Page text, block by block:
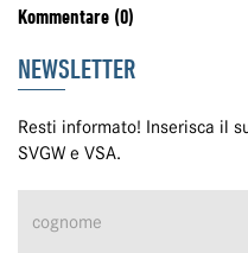
Kommentare (0)
NEWSLETTER
Resti informato! Inserisca il
SVGW e VSA.